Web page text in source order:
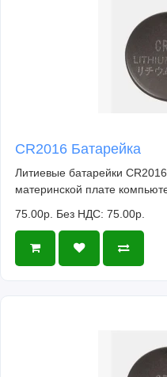
CR2016 Батарейка
Литиевые батарейки
материнской плате
75.00р. Без НДС: 75.00р.